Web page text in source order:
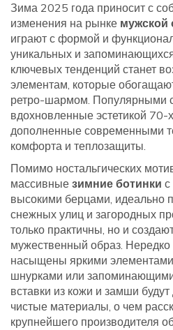
Зима 2025 года приносит с
изменения на рынке мужской
играют с формой и
уникальных и
ключевых тенденций станет
элементам, которые
ретро-шармом. Популярными
вдохновленные эстетикой 70-
дополненные современными
комфорта и теплозащиты.
Помимо ностальгических
массивные зимние ботинки
высокими берцами, идеально
снежных улиц и загородных
только практичны, но и
мужественный образ. Нередко
насыщены яркими
шнурками или
вставки из кожи и замши
чистые материалы, о чем
крупнейшего производителя